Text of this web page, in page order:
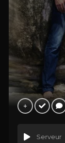
Serveur